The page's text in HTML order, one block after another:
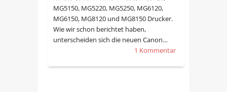
MG5150, MG5220, MG5250, MG6120,
MG6150, MG8120 und MG8150 Drucker.
Wie wir schon berichtet haben,
unterscheiden sich die neuen Canon…
1 Kommentar